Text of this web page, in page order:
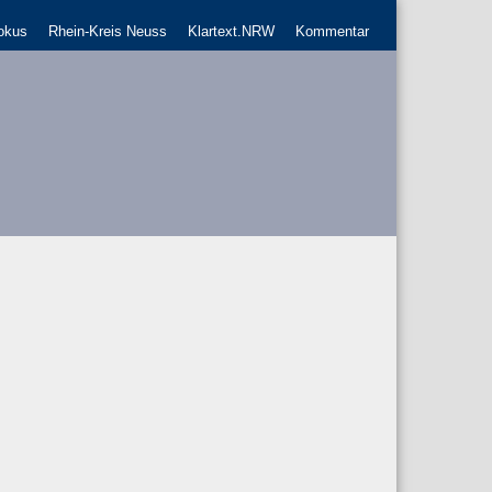
Rhein-Kreis Neuss Klartext.NRW Kommentar